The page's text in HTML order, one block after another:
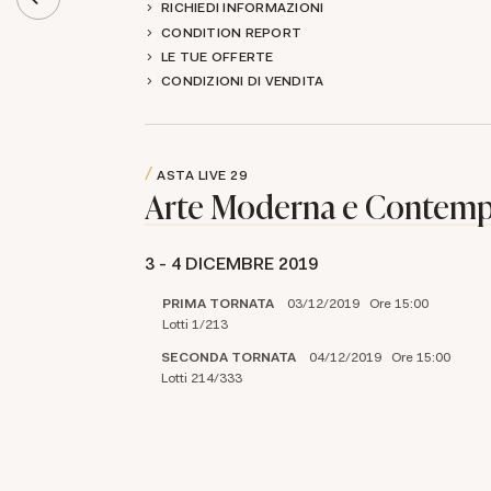
RICHIEDI INFORMAZIONI
CONDITION REPORT
LE TUE OFFERTE
CONDIZIONI DI VENDITA
ASTA LIVE 29
Arte Moderna e
3 - 4 DICEMBRE 2019
PRIMA TORNATA 03/12/2019 Ore 15:00
Lotti 1/213
SECONDA TORNATA 04/12/2019 Ore 15:00
Lotti 214/333